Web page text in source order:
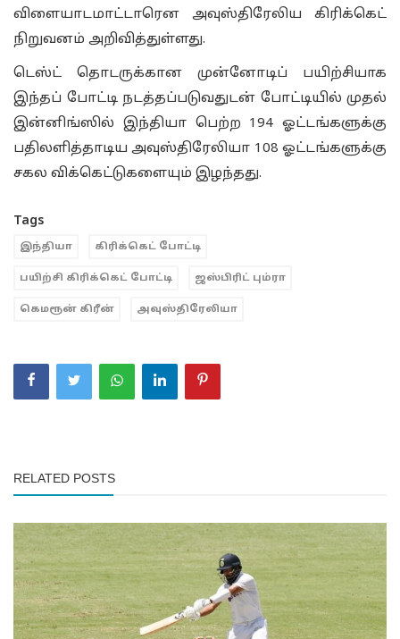
விளையாடமாட்டாரென அவுஸ்திரேலிய கிரிக்கெட்
நிறுவனம் அறிவித்துள்ளது.
டெஸ்ட் தொடருக்கான முன்னோடிப் பயிற்சியாக
இந்தப் போட்டி நடத்தப்படுவதுடன் போட்டியில் முதல்
இன்னிங்ஸில் இந்தியா பெற்ற 194 ஓட்டங்களுக்கு
பதிலளித்தாடிய அவுஸ்திரேலியா 108 ஓட்டங்களுக்கு
சகல விக்கெட்டுகளையும் இழந்தது.
Tags
இந்தியா கிரிக்கெட் போட்டி
பயிற்சி கிரிக்கெட் போட்டி ஜஸ்பிரிட் பும்ரா
கெமரூன் கிரீன் அவுஸ்திரேலியா
RELATED POSTS